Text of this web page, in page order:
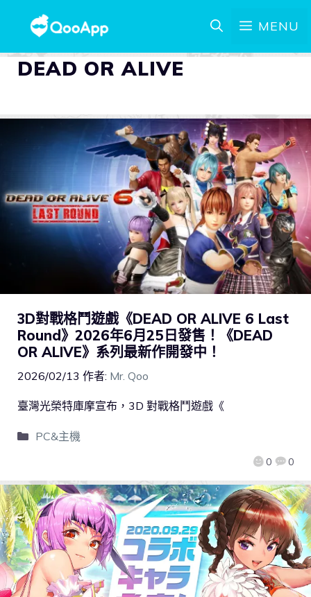
MENU
DEAD OR ALIVE
3D對戰格鬥遊戲《DEAD OR ALIVE 6 Last
Round》2026年6月25日發售！《DEAD
OR ALIVE》系列最新作開發中！
2026/02/13 作者: Mr. Qoo
0 0
臺灣光榮特庫摩宣布，3D 對戰格鬥遊戲《
PC&主機